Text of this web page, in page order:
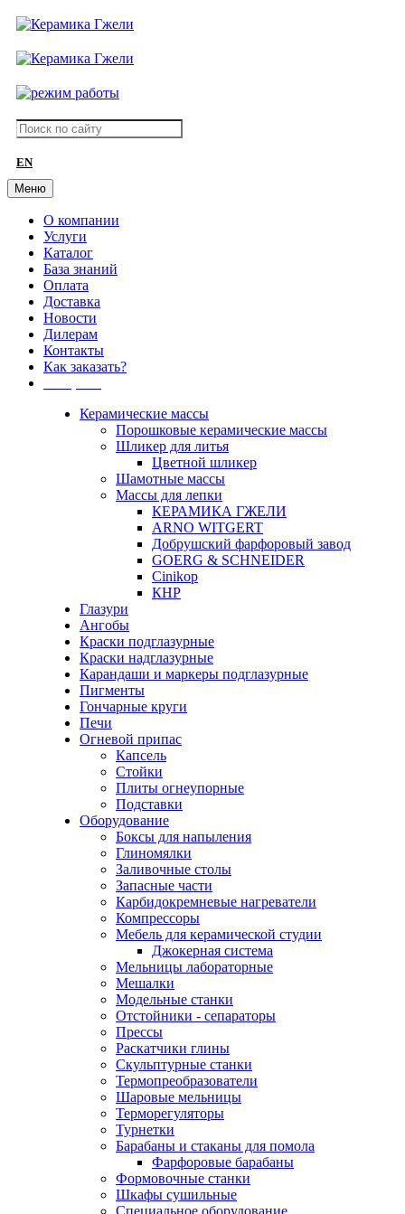
EN
Меню
О компании
Услуги
Каталог
База знаний
Оплата
Доставка
Новости
Дилерам
Контакты
Как заказать?
Керамические массы
Порошковые керамические массы
Шликер для литья
Цветной шликер
Шамотные массы
Массы для лепки
КЕРАМИКА ГЖЕЛИ
ARNO WITGERT
Добрушский фарфоровый завод
GOERG & SCHNEIDER
Cinikop
КНР
Глазури
Ангобы
Краски подглазурные
Краски надглазурные
Карандаши и маркеры подглазурные
Пигменты
Гончарные круги
Печи
Огневой припас
Капсель
Стойки
Плиты огнеупорные
Подставки
Оборудование
Боксы для напыления
Глиномялки
Заливочные столы
Запасные части
Карбидокремневые нагреватели
Компрессоры
Мебель для керамической студии
Джокерная система
Мельницы лабораторные
Мешалки
Модельные станки
Отстойники - сепараторы
Прессы
Раскатчики глины
Скульптурные станки
Термопреобразователи
Шаровые мельницы
Терморегуляторы
Турнетки
Барабаны и стаканы для помола
Фарфоровые барабаны
Формовочные станки
Шкафы сушильные
Специальное оборудование